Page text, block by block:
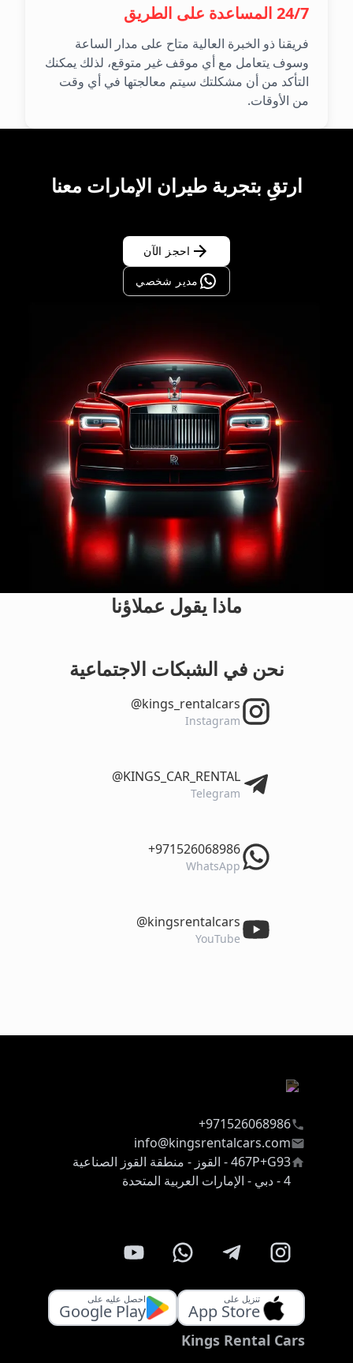
24/7 المساعدة على الطريق
فريقنا ذو الخبرة العالية متاح على مدار الساعة
وسوف يتعامل مع أي موقف غير متوقع، لذلك يمكنك
التأكد من أن مشكلتك سيتم معالجتها في أي وقت
من الأوقات.
ارتقِ بتجربة طيران الإمارات معنا
احجز الآن
مدير شخصي
ماذا يقول عملاؤنا
نحن في الشبكات الاجتماعية
‎@kings_rentalcars
Instagram
‎@KINGS_CAR_RENTAL
Telegram
‎+971526068986
WhatsApp
‎@kingsrentalcars
YouTube
971526068986+
info@kingsrentalcars.com
467P+G93 - القوز - منطقة القوز الصناعية
4 - دبي - الإمارات العربية المتحدة
تنزيل على
App Store
احصل عليه على
Google Play
Kings Rental Cars